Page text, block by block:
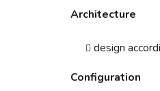
Architecture
design
Configuration